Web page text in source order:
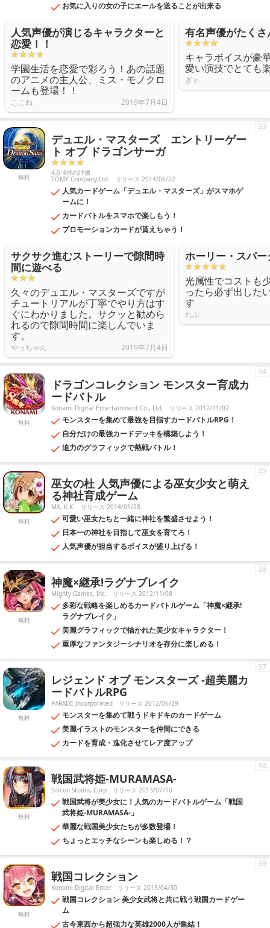
お気に入りの女の子にエールを送ることが出来る
人気声優が演じるキャラクターと
恋愛！！
学園生活を恋愛で彩ろう！あの話題
のアニメの主人公、ミス・モノクロ
ームも登場！！
ここね 2019年7月4日
有名声優がたくさ
キャラボイスが豪
愛い演技でとても
ぎゃ
無料
デュエル・マスターズ エントリーゲー
ト オブ ドラゴンサーガ
4点 4件の評価
TOMY Company,Ltd. リリース 2014/06/22
人気カードゲーム「デュエル・マスターズ」がスマホゲ
ームに！
カードバトルをスマホで楽しもう！
プロモーションカードが貰えちゃう！
33
サクサク進むストーリーで隙間時
間に遊べる
久々のデュエル・マスターズですが
チュートリアルが丁寧でやり方はす
ぐにわかりました。サクッと勧めら
れるので隙間時間に楽しんでいま
す。
やっちゃん 2019年7月4日
ホーリー・スパ
光属性でコストも
ったら必ず出した
す
れぶ
無料
ドラゴンコレクション モンスター育成カ
ードバトル
Konami Digital Entertainment Co., Ltd. リリース 2012/11/02
モンスターを集めて最強を目指すカードバトルRPG！
自分だけの最強カードデッキを構築しよう！
迫力のグラフィックで熱戦バトル！
34
無料
巫女の杜 人気声優による巫女少女と萌え
る神社育成ゲーム
MX, K.K. リリース 2014/03/28
可愛い巫女たちと一緒に神社を繁盛させよう！
日本一の神社を目指して巫女を育てろ！
人気声優が担当するボイスが盛り上げる！
35
無料
神魔×継承!ラグナブレイク
Mighty Games, Inc. リリース 2012/11/08
多彩な戦略を楽しめるカードバトルゲーム「神魔×継承!
ラグナブレイク」
美麗グラフィックで描かれた美少女キャラクター！
重厚なファンタジーシナリオを存分に楽しめる！
36
無料
レジェンド オブ モンスターズ -超美麗カ
ードバトルRPG
PARADE Incorporated リリース 2012/06/29
モンスターを集めて戦うドキドキのカードゲーム
美麗イラストのモンスターを仲間にできる
カードを育成・進化させてレア度アップ
37
無料
戦国武将姫-MURAMASA-
Silicon Studio, Corp リリース 2013/07/10
戦国武将が美少女に！人気のカードバトルゲーム「戦国
武将姫-MURAMASA-」
華麗な戦国美少女たちが多数登場！
ちょっとエッチなシーンも楽しめる！？
38
無料
戦国コレクション
Konami Digital Enter リリース 2013/04/30
戦国コレクション 美少女武将と共に戦う戦国カードゲー
ム
古今東西から超強力な英雄2000人が集結！
39